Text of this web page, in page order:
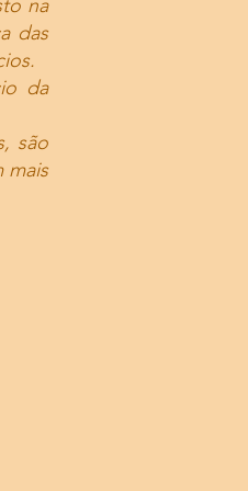
na
das
da
são
mais